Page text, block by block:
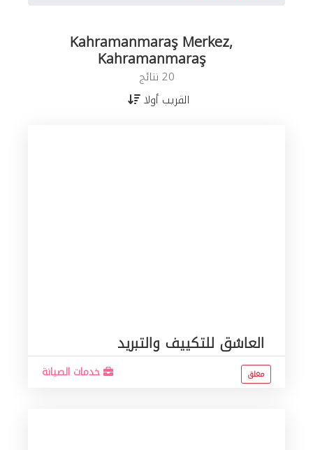
Kahramanmaraş Merkez,
Kahramanmaraş
20 نتائج
القريب أولا
العاشق للتكييف والتبريد
خدمات الصيانة مغلق